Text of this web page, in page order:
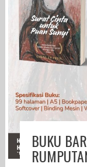
BUKU